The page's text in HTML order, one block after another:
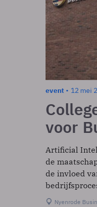
event 12 mei
voor
Artificial
de
de invloed
Nyenrode